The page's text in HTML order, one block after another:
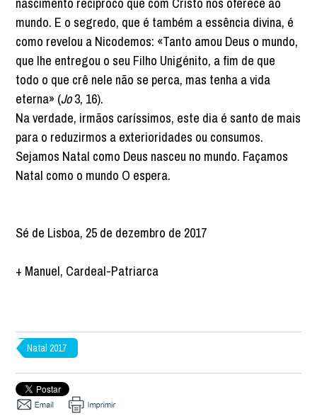
mundo. E o segredo, que é também a essência divina, é
como revelou a Nicodemos: «Tanto amou Deus o mundo,
que lhe entregou o seu Filho Unigénito, a fim de que
todo o que crê nele não se perca, mas tenha a vida
eterna» (Jo3, 16).
Na verdade, irmãos caríssimos, este dia é santo de mais
para o reduzirmos a exterioridades ou consumos.
Sejamos Natal como Deus nasceu no mundo. Façamos
Natal como o mundo O espera.
Sé de Lisboa, 25 de dezembro de 2017
+ Manuel, Cardeal-Patriarca
Natal 2017